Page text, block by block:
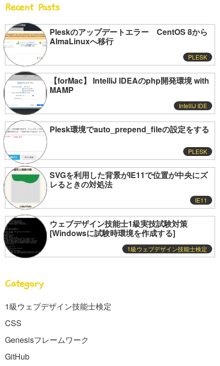
サ
イ
ド
バ
ー
ト
検
索
す
る
Recent Posts
Pleskのアップデートエラー CentOS 8から
AlmaLinuxへ移行
PLESK
【forMac】 IntelliJ IDEAのphp開発環境 with
MAMP
IntelliJ IDE
Plesk環境でauto_prepend_fileの設定をする
PLESK
SVGを利用した背景がIE11で位置が中央にズ
レるときの対処法
IE11
ウェブデザイン技能士1級実技試験対策
[Windowsに試験時環境を作成する]
1級ウェブデザイン技能士検定
Category
1級ウェブデザイン技能士検定
CSS
Genesisフレームワーク
GitHub